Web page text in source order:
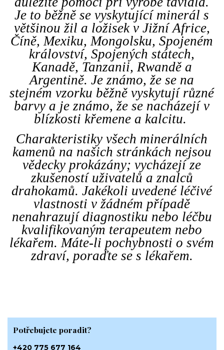
Je to běžně se vyskytující minerál s
většinou žil a ložisek v Jižní Africe,
Číně, Mexiku, Mongolsku, Spojeném
království, Spojených státech,
Kanadě, Tanzanii, Rwandě a
Argentině. Je známo, že se na
stejném vzorku běžně vyskytují různé
barvy a je známo, že se nacházejí v
blízkosti křemene a kalcitu.
Charakteristiky všech minerálních
kamenů na našich stránkách nejsou
vědecky prokázány; vycházejí ze
zkušeností uživatelů a znalců
drahokamů. Jakékoli uvedené léčivé
vlastnosti v žádném případě
nenahrazují diagnostiku nebo léčbu
kvalifikovaným terapeutem nebo
lékařem. Máte-li pochybnosti o svém
zdraví, poraďte se s lékařem.
Potřebujete poradit?
+420 775 677 164